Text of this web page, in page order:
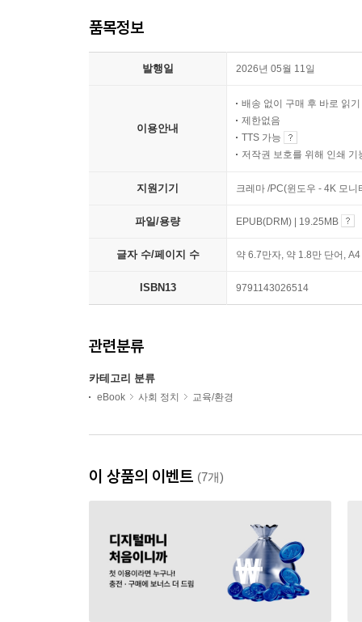
품목정보
발행일 2026년 05월 11일
이용안내
배송 없이 구매 후 바로 읽기
제한없음
TTS 가능
저작권 보호를 위해 인쇄 기
지원기기 크레마 /PC(윈도우 - 4K 모
파일/용량 EPUB(DRM) | 19.25MB
글자 수/페이지 수 약 6.7만자, 약 1.8만 단어,
ISBN13 9791143026514
관련분류
카테고리 분류
eBook 사회 정치 교육/환경
이 상품의 이벤트 (7개)